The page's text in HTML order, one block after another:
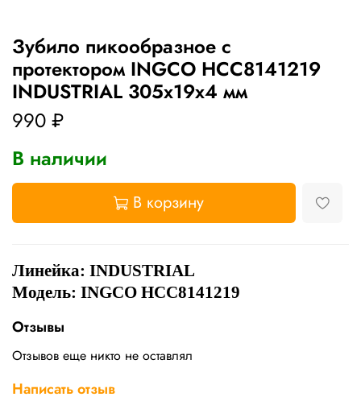
Зубило пикообразное с
протектором INGCO HCC8141219
INDUSTRIAL 305х19х4 мм
990 ₽
В наличии
В корзину
Линейка: INDUSTRIAL
Модель: INGCO HCC8141219
Отзывы
Отзывов еще никто не оставлял
Написать отзыв